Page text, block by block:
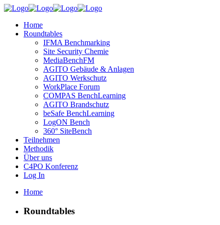
Home
Roundtables
IFMA Benchmarking
Site Security Chemie
MediaBenchFM
AGITO Gebäude & Anlagen
AGITO Werkschutz
WorkPlace Forum
COMPAS BenchLearning
AGITO Brandschutz
beSafe BenchLearning
LogON Bench
360° SiteBench
Teilnehmen
Methodik
Über uns
C4PO Konferenz
Log In
Home
Roundtables